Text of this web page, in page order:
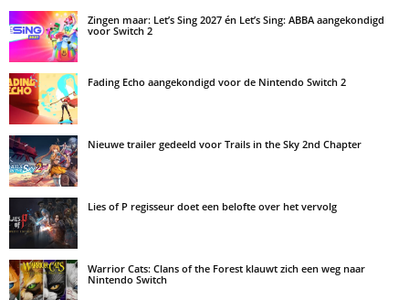
Zingen maar: Let’s Sing 2027 én Let’s Sing: ABBA aangekondigd
voor Switch 2
Fading Echo aangekondigd voor de Nintendo Switch 2
Nieuwe trailer gedeeld voor Trails in the Sky 2nd Chapter
Lies of P regisseur doet een belofte over het vervolg
Warrior Cats: Clans of the Forest klauwt zich een weg naar
Nintendo Switch